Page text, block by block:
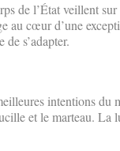
de l’État veillent
au cœur d’une
s’adapter.
intentions du
et le marteau. La